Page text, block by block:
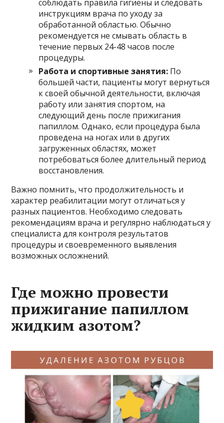
соблюдать правила гигиены и следовать
инструкциям врача по уходу за
обработанной областью. Обычно
рекомендуется не смывать область в
течение первых 24-48 часов после
процедуры.
Работа и спортивные занятия: По
большей части, пациенты могут вернуться
к своей обычной деятельности, включая
работу или занятия спортом, на
следующий день после прижигания
папиллом. Однако, если процедура была
проведена на ногах или в других
загруженных областях, может
потребоваться более длительный период
восстановления.
Важно помнить, что продолжительность и
характер реабилитации могут отличаться у
разных пациентов. Необходимо следовать
рекомендациям врача и регулярно наблюдаться у
специалиста для контроля результатов
процедуры и своевременного выявления
возможных осложнений.
Где можно провести
прижигание папиллом
жидким азотом?